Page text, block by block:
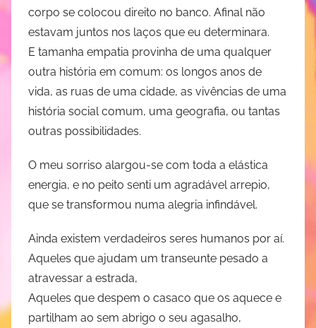
corpo se colocou direito no banco. Afinal não
estavam juntos nos laços que eu determinara.
E tamanha empatia provinha de uma qualquer
outra história em comum: os longos anos de
vida, as ruas de uma cidade, as vivências de uma
história social comum, uma geografia, ou tantas
outras possibilidades.
O meu sorriso alargou-se com toda a elástica
energia, e no peito senti um agradável arrepio,
que se transformou numa alegria infindável.
Ainda existem verdadeiros seres humanos por aí.
Aqueles que ajudam um transeunte pesado a
atravessar a estrada,
Aqueles que despem o casaco que os aquece e
partilham ao sem abrigo o seu agasalho,